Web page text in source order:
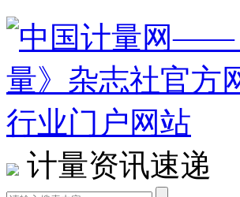
计量资讯速递